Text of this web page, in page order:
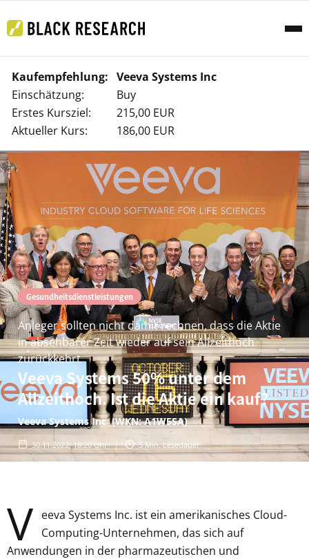
Kaufempfehlung: Veeva Systems Inc
Einschätzung:
Buy
Erstes Kursziel:
215,00 EUR
Aktueller Kurs:
186,00 EUR
Gesundheitsdienstleistungen
Anleger sollten nicht damit rechnen, dass die Aktie
in absehbarer Zeit wieder auf sein Allzeithoch
zurückkehrt
Veeva Systems 50% unter dem
Allzeithoch. Ist die Aktie ein kauf?
Veeva Systems Inc (WKN: A1W5SA)
30.11.2022, 18:20 Uhr 5Min. Lesedauer
V eeva Systems Inc. ist ein amerikanisches Cloud-
Computing-Unternehmen, das sich auf
Anwendungen in der pharmazeutischen und